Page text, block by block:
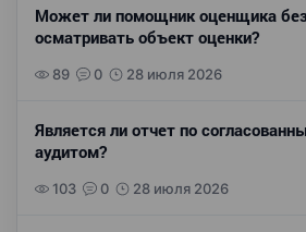
Может ли помощник оценщика
осматривать объект оценки?
89 0 28 июля 2026
Является ли отчет по
аудитом?
103 0 28 июля 2026